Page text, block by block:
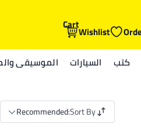
Wishlist
Cart
كتب السيارات الموسيقى
Sort By
:
Recommended